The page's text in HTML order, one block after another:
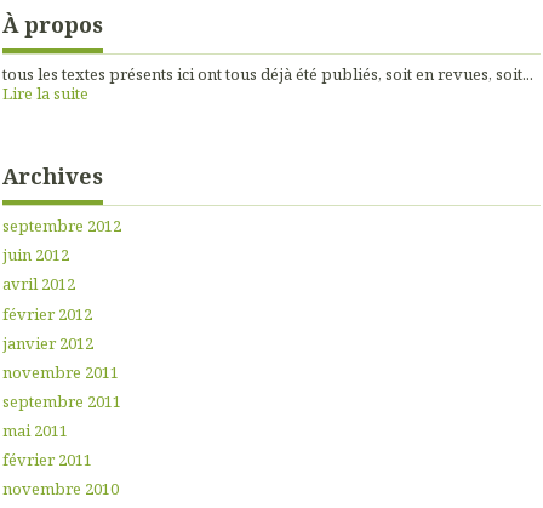
À propos
tous les textes présents ici ont tous déjà été publiés, soit en revues, soit...
Lire la suite
Archives
septembre 2012
juin 2012
avril 2012
février 2012
janvier 2012
novembre 2011
septembre 2011
mai 2011
février 2011
novembre 2010